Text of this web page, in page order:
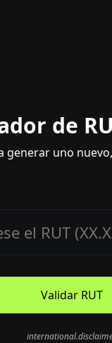
de
generar uno
Validar RUT